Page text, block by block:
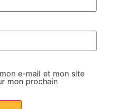
e-mail et mon site
mon prochain